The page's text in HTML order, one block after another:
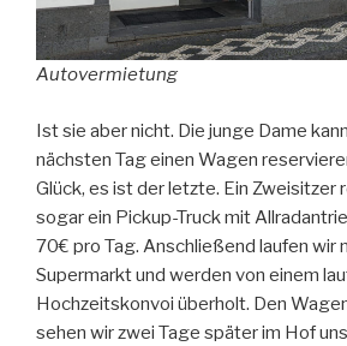
Autovermietung
Ist sie aber nicht. Die junge Dame
nächsten Tag einen Wagen
Glück, es ist der letzte. Ein Zweisitzer
sogar ein Pickup-Truck mit
70€ pro Tag. Anschließend laufen wir
Supermarkt und werden von einem
Hochzeitskonvoi überholt. Den
sehen wir zwei Tage später im Hof